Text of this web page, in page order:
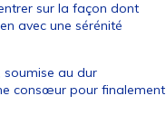
sur la façon dont
avec une sérénité
soumise au dur
consœur pour finalement